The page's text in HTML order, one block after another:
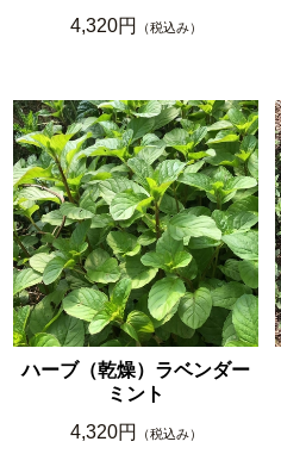
4,320円
（税込み）
ハーブ（乾燥）ラベンダー
ミント
4,320円
（税込み）